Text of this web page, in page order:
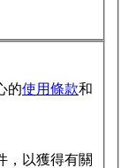
的使用條款和
，以獲得有關